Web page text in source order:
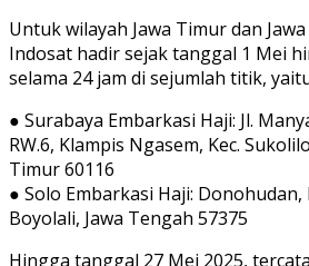
Untuk wilayah Jawa Timur dan
Indosat hadir sejak tanggal 1 Mei
selama 24 jam di sejumlah titik,
● Surabaya Embarkasi Haji: Jl.
RW.6, Klampis Ngasem, Kec.
Timur 60116
● Solo Embarkasi Haji: Donohudan,
Boyolali, Jawa Tengah 57375
Hingga tanggal 27 Mei 2025,